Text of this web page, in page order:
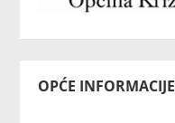
OPĆE INFORMACIJE